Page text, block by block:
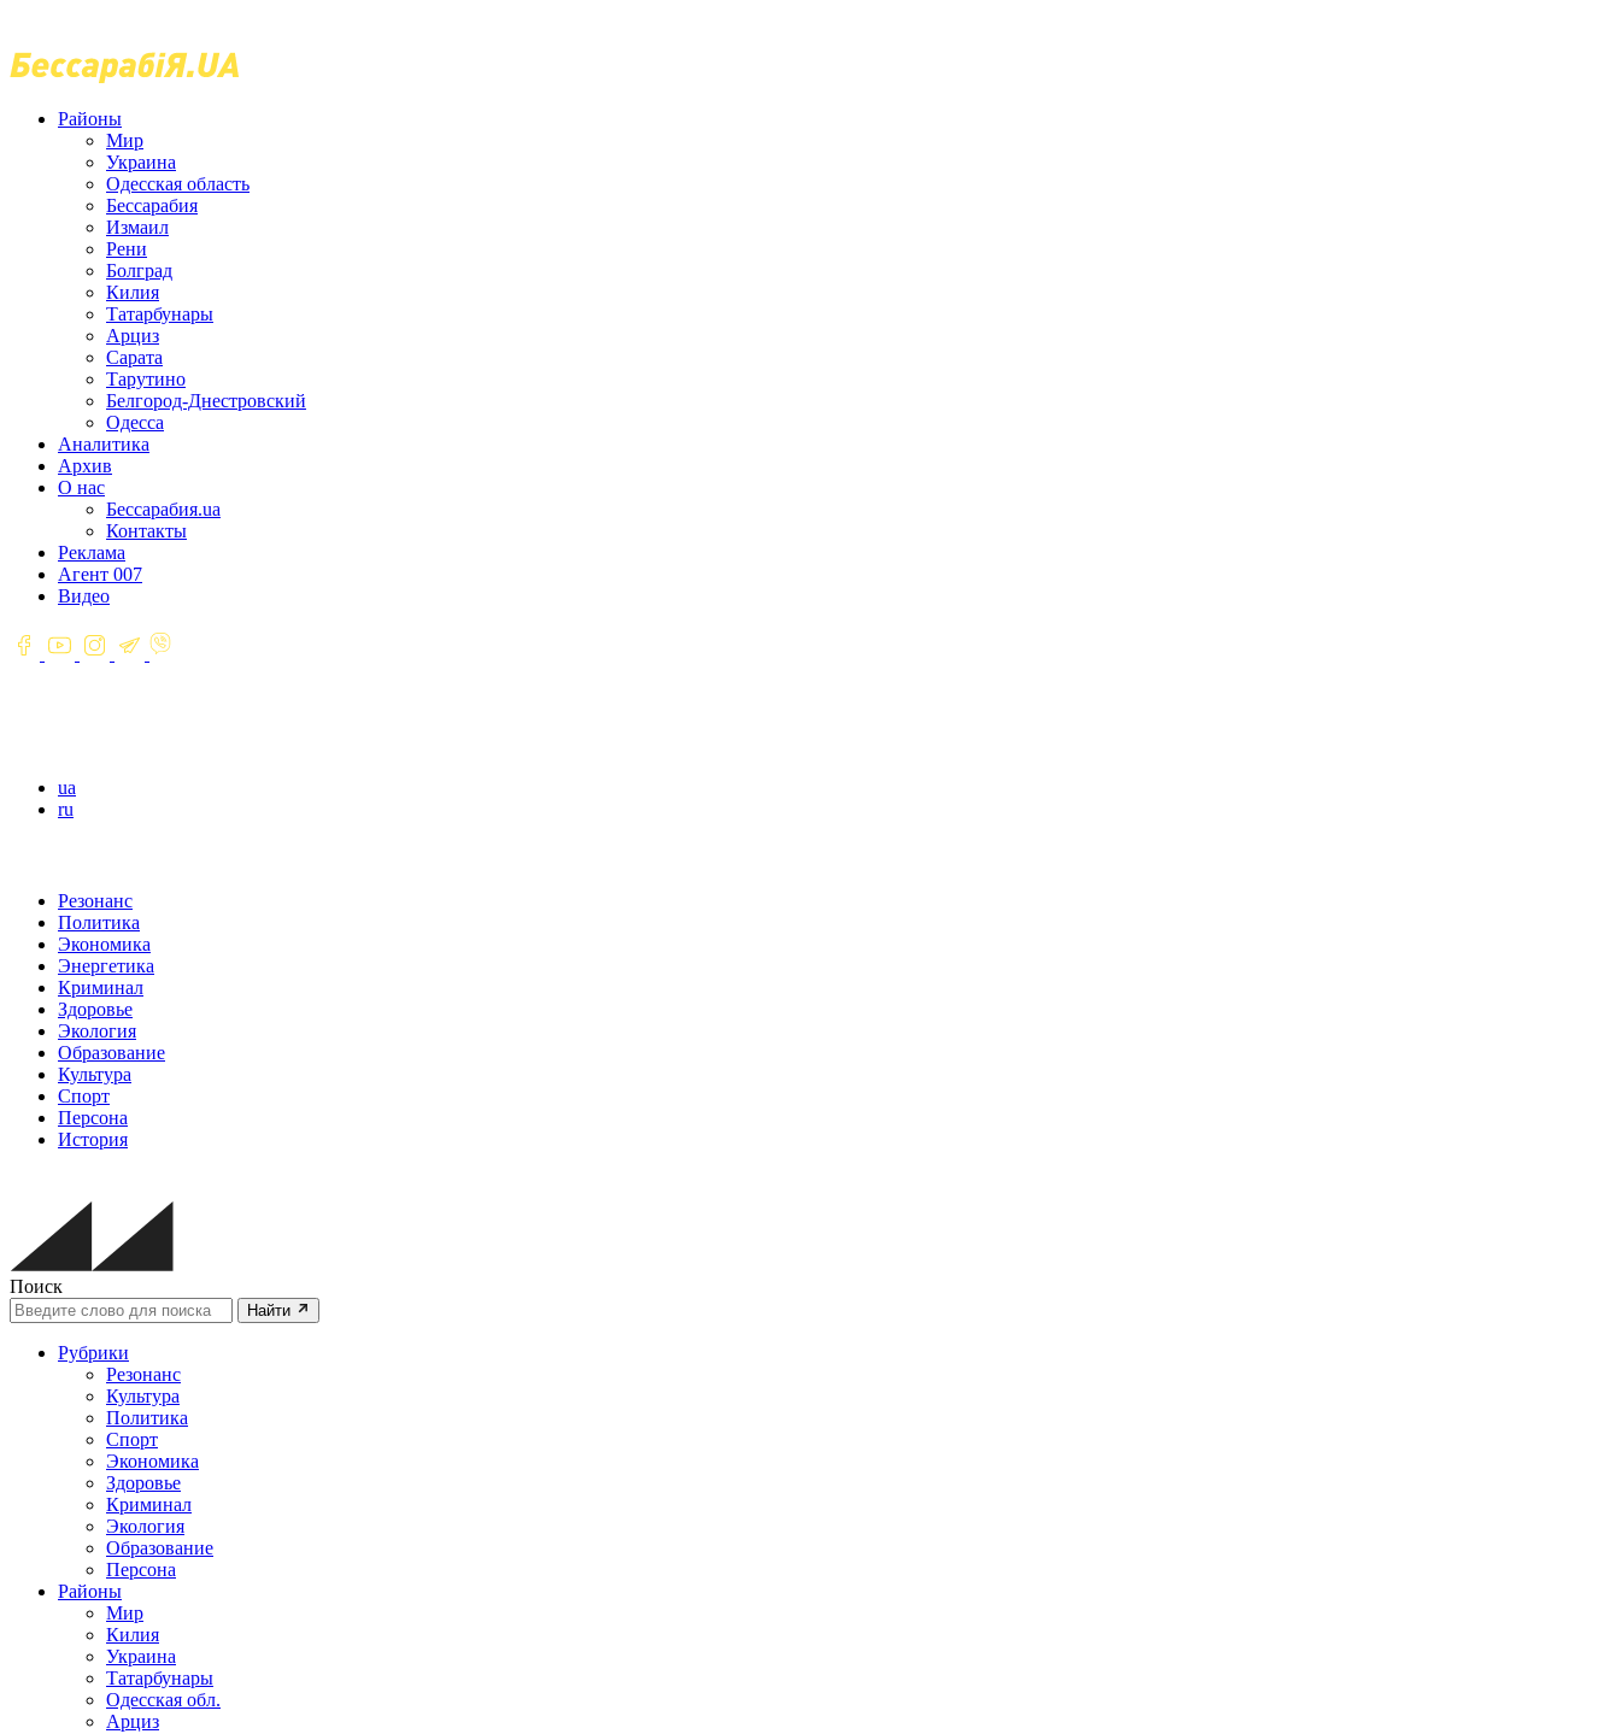
Районы
Мир
Украина
Одесская область
Бессарабия
Измаил
Рени
Болград
Килия
Татарбунары
Арциз
Сарата
Тарутино
Белгород-Днестровский
Одесса
Аналитика
Архив
О нас
Бессарабия.ua
Контакты
Реклама
Агент 007
Видео
ua
ru
Резонанс
Политика
Экономика
Энергетика
Криминал
Здоровье
Экология
Образование
Культура
Спорт
Персона
История
Поиск
Найти
Рубрики
Резонанс
Культура
Политика
Спорт
Экономика
Здоровье
Криминал
Экология
Образование
Персона
Районы
Мир
Килия
Украина
Татарбунары
Одесская обл.
Арциз